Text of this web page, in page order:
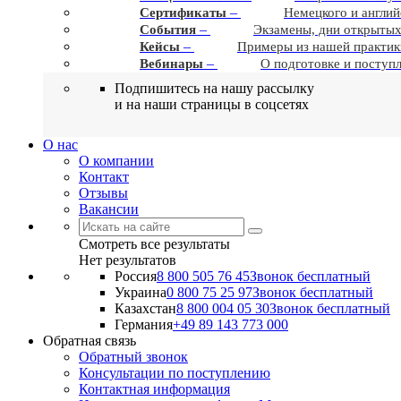
Сертификаты –
Немецкого и
События –
Экзамены, дни
Кейсы –
Примеры из нашей
Вебинары – О подготовке и
Подпишитесь на нашу рассылку
и на наши страницы в соцсетях
О нас
О компании
Контакт
Отзывы
Вакансии
Смотреть все результаты
Нет результатов
Россия8 800 505 76 45Звонок бесплатный
Украина0 800 75 25 97Звонок бесплатный
Казахстан8 800 004 05 30Звонок бесплатный
Германия+49 89 143 773 000
Обратная связь
Обратный звонок
Консультации по поступлению
Контактная информация